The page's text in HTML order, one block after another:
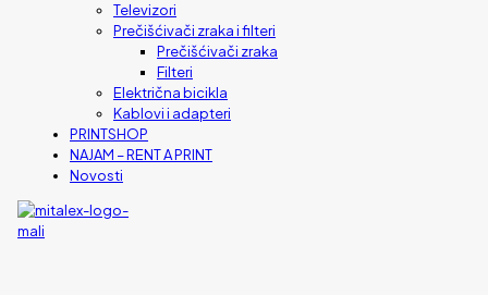
Televizori
Prečišćivači zraka i filteri
Prečišćivači zraka
Filteri
Električna bicikla
Kablovi i adapteri
PRINTSHOP
NAJAM – RENT A PRINT
Novosti